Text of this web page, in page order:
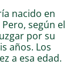
nacido en
según el
por su
años. Los
a esa edad.